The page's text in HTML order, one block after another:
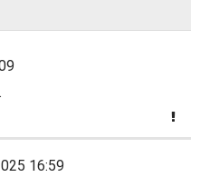
16:59